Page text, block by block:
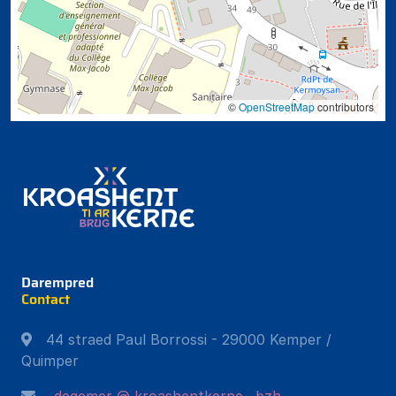
©OpenStreetMapcontributors
Darempred
Contact
44 straed Paul Borrossi - 29000 Kemper /
Quimper